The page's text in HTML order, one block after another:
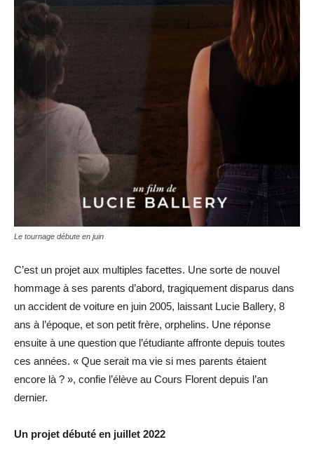
Le tournage débute en juin
C’est un projet aux multiples facettes. Une sorte de nouvel
hommage à ses parents d’abord, tragiquement disparus dans
un accident de voiture en juin 2005, laissant Lucie Ballery, 8
ans à l’époque, et son petit frère, orphelins. Une réponse
ensuite à une question que l’étudiante affronte depuis toutes
ces années. « Que serait ma vie si mes parents étaient
encore là ? », confie l’élève au Cours Florent depuis l’an
dernier.
Un projet débuté en juillet 2022